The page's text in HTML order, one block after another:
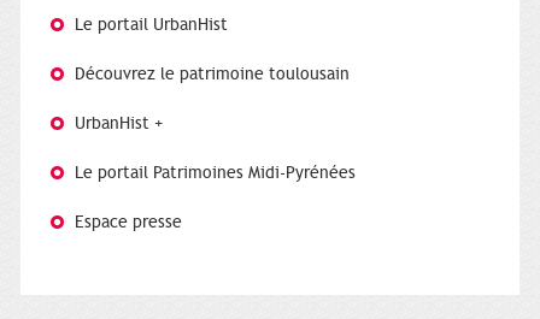
Le portail UrbanHist
Découvrez le patrimoine toulousain
UrbanHist +
Le portail Patrimoines Midi-Pyrénées
Espace presse